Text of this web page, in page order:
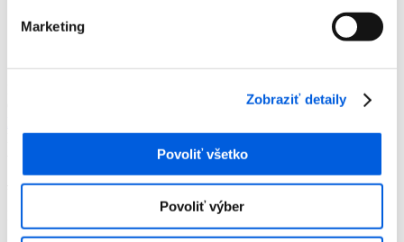
Marketing
Zobraziť detaily
Povoliť všetko
Povoliť výber
Dámska móda
243944 Výrobca:Joseph
Farba:Zelená vzor
239,99€ 120,00€
Momentálne nie je na sklade